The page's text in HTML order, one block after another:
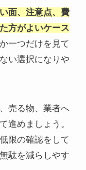
面、注意点、費
方がよいケース
一つだけを見て
い選択になりや
売る物、業者へ
進めましょう。
限の確認をして
駄を減らしやす